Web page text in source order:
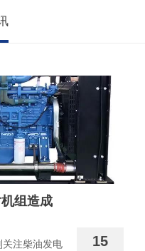
组造成
注柴油发电
15